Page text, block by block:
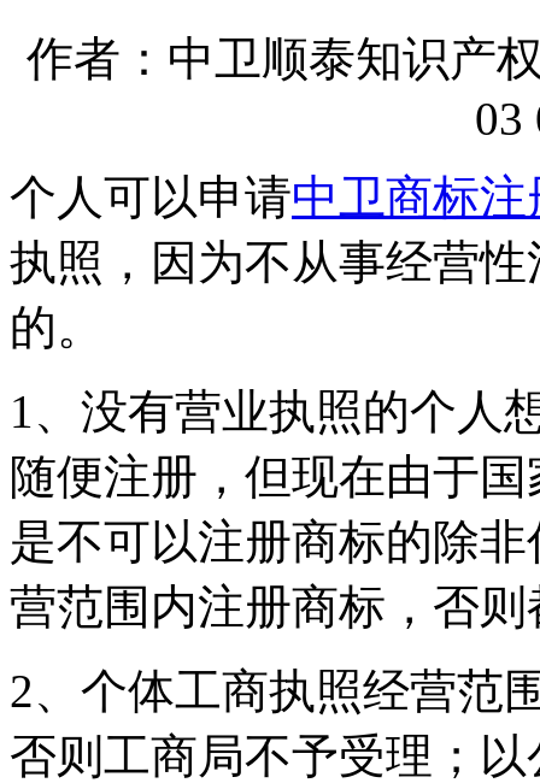
作者：中卫顺泰知识产
03
个人可以申请中卫商标注
执照，因为不从事经营
的。
1、没有营业执照的个人
随便注册，但现在由于
是不可以注册商标的除
营范围内注册商标，否
2、个体工商执照经营范
否则工商局不予受理；